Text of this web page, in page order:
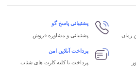
زمان
پشتیبانی پاسخ گو
پشتیبانی و مشاوره فروش
پرداخت آنلاین امن
پرداخت با کلیه کارت های شتاب